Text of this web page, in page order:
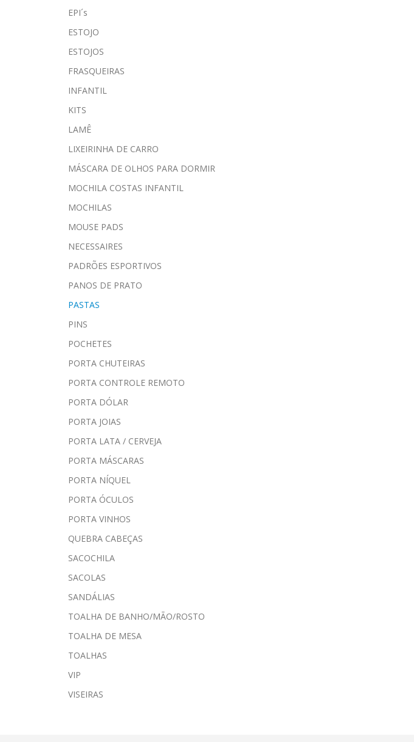
EPI´s
ESTOJO
ESTOJOS
FRASQUEIRAS
INFANTIL
KITS
LAMÊ
LIXEIRINHA DE CARRO
MÁSCARA DE OLHOS PARA DORMIR
MOCHILA COSTAS INFANTIL
MOCHILAS
MOUSE PADS
NECESSAIRES
PADRÕES ESPORTIVOS
PANOS DE PRATO
PASTAS
PINS
POCHETES
PORTA CHUTEIRAS
PORTA CONTROLE REMOTO
PORTA DÓLAR
PORTA JOIAS
PORTA LATA / CERVEJA
PORTA MÁSCARAS
PORTA NÍQUEL
PORTA ÓCULOS
PORTA VINHOS
QUEBRA CABEÇAS
SACOCHILA
SACOLAS
SANDÁLIAS
TOALHA DE BANHO/MÃO/ROSTO
TOALHA DE MESA
TOALHAS
VIP
VISEIRAS